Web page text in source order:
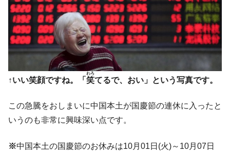
『Money1』
韓国政府『BYD』車への補助金を全廃 ⇒ 実
は韓国で『BYD』車は売れている。6カ月で対前年同期比
1.9倍！
『Money1』
在韓米国大使スティールが着韓！⇒ さっそ
く空港に詰めかけ「出て行け！」「極右勢力」のプラカー
ドを掲げる「在韓反米勢力」
ータセンター整備」⇒ だから無理だってば。
『Money1』
JPモルガン「韓国レバレッジETFの清算は
『Money1』
韓国『国民年金公団』株価暴落で200兆蒸
↑いい笑顔ですね。「 笑
わろ
てるで、おい」という写真です。
この急騰をおしまいに中国本土が国慶節の連休に入ったと
いうのも非常に興味深い点です。
※中国本土の国慶節のお休みは10月01日(火)～10月07日